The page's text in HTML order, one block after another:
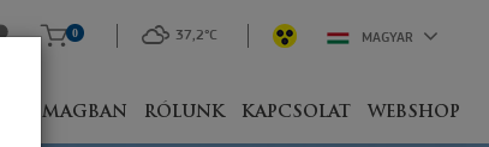
CSOMAGBAN RÓLUNK KAPCSOLAT WEBSHOP
0 37,2°C MAGYAR